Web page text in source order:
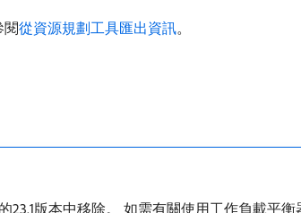
閱從資源規劃工具匯出資訊。
23.1版本中移除。 如需有關使用工作負載平